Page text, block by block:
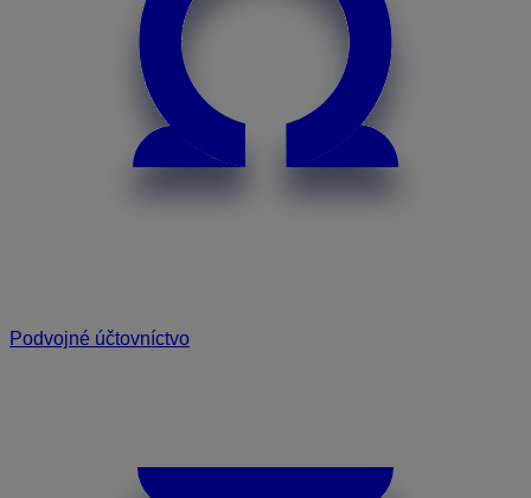
Podvojné účtovníctvo